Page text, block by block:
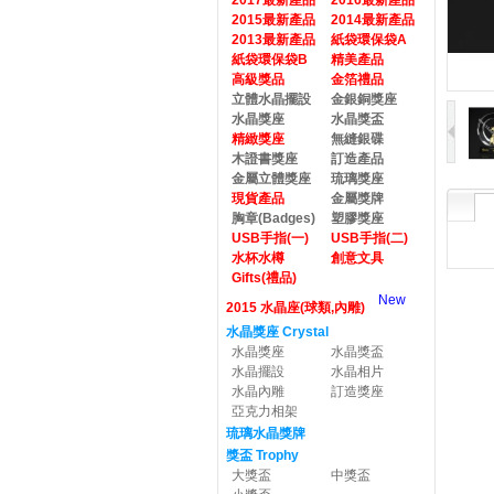
2015最新產品
2014最新產品
2013最新產品
紙袋環保袋A
紙袋環保袋B
精美產品
高級獎品
金箔禮品
立體水晶擺設
金銀銅獎座
水晶獎座
水晶獎盃
精緻獎座
無縫銀碟
木證書獎座
訂造產品
金屬立體獎座
琉璃獎座
現貨產品
金屬獎牌
胸章(Badges)
塑膠獎座
USB手指(一)
USB手指(二)
水杯水樽
創意文具
Gifts(禮品)
2015 水晶座(球類,內雕)
New
水晶獎座 Crystal
水晶獎座
水晶獎盃
水晶擺設
水晶相片
水晶內雕
訂造獎座
亞克力相架
琉璃水晶獎牌
獎盃 Trophy
大獎盃
中獎盃